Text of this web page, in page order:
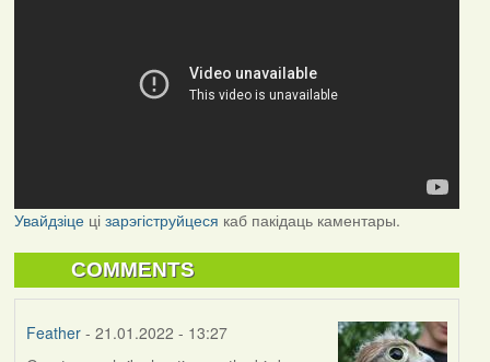
Увайдзіцеці зарэгіструйцеся каб пакідаць каментары.
COMMENTS
Feather- 21.01.2022 - 13:27